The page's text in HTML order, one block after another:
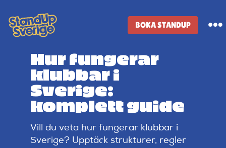
to
content
BOKA STANDUP
Standup-butik
Komiker
Lineup
Hur fungerar
klubbar i
Sverige:
komplett guide
Vill du veta hur fungerar klubbar i
Sverige? Upptäck strukturer, regler